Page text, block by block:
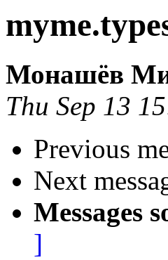
Монашёв
Thu Sep 13
Previous
Next
Messages
]